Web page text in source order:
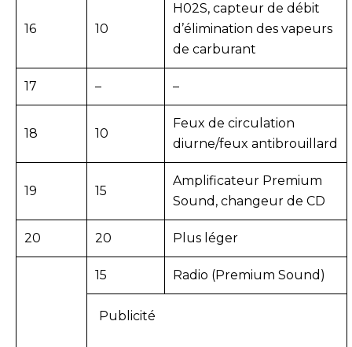
16 10
H02S, capteur de débit
d’élimination des vapeurs
de carburant
17 – –
18 10
Feux de circulation
diurne/feux antibrouillard
19 15
Amplificateur Premium
Sound, changeur de CD
20 20 Plus léger
15 Radio (Premium Sound)
Publicité